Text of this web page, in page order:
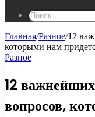
Главная/Разное/12
которыми нам
Разное
12
вопросов,